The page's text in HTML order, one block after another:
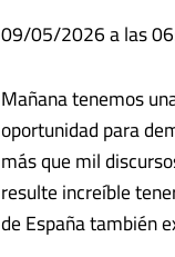
09/05/2026 a las
Mañana tenemos
oportunidad para
más que mil
resulte increíble
de España también